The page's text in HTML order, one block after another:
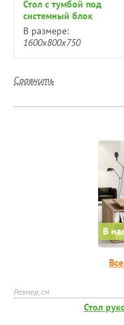
Стол с тумбой под
системный блок
НССБ-О.984
В размере:
1600х800х750
Сравнить
В
Размер, см
Стол